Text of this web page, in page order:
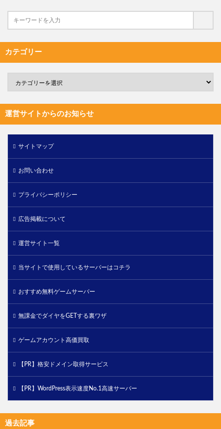
カテゴリー
運営サイトからのお知らせ
サイトマップ
お問い合わせ
プライバシーポリシー
広告掲載について
運営サイト一覧
当サイトで使用しているサーバーはコチラ
おすすめ無料ゲームサーバー
無課金でダイヤをGETする裏ワザ
ゲームアカウント高価買取
【PR】格安ドメイン取得サービス
【PR】WordPress表示速度No.1高速サーバー
過去記事